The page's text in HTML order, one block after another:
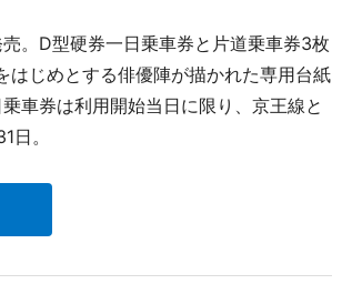
。D型硬券一日乗車券と片道乗車券3枚
はじめとする俳優陣が描かれた専用台紙
車券は利用開始当日に限り、京王線と
。